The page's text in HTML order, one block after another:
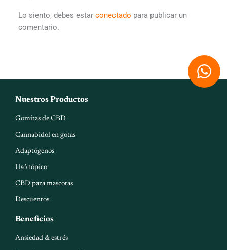
Lo siento, debes estarconectado para publicar un
comentario.
Nuestros Productos
Gomitas de CBD
Cannabidol en gotas
Adaptógenos
Usó tópico
CBD para mascotas
Descuentos
Beneficios
Ansiedad & estrés
W
h